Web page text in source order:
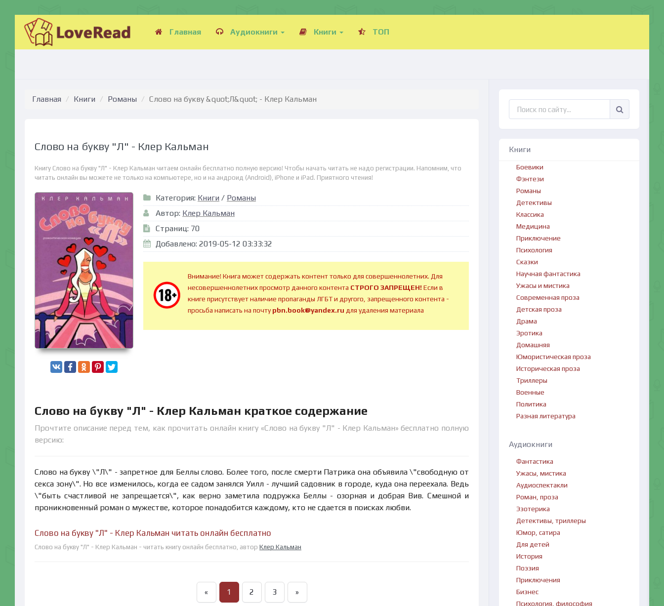
Главная Аудиокниги Книги ТОП
Главная Книги Романы Слово на букву &quot;Л&quot; - Клер Кальман
Слово на букву "Л" - Клер Кальман
Книгу Слово на букву "Л" - Клер Кальман читаем онлайн бесплатно полную версию! Чтобы начать читать не надо регистрации. Напомним, что
читать онлайн вы можете не только на компьютере, но и на андроид (Android), iPhone и iPad. Приятного чтения!
Категория: Книги / Романы
Автор: Клер Кальман
Страниц: 70
Добавлено: 2019-05-12 03:33:32
Внимание! Книга может содержать контент только для совершеннолетних. Для
несовершеннолетних просмотр данного контента СТРОГО ЗАПРЕЩЕН!Если в
книге присутствует наличие пропаганды ЛГБТ и другого, запрещенного контента -
просьба написать на почтуpbn.book@yandex.ru для удаления материала
Слово на букву "Л" - Клер Кальман краткое содержание
Прочтите описание перед тем, как прочитать онлайн книгу «Слово на букву "Л" - Клер Кальман» бесплатно полную
версию:
Слово на букву \"Л\" - запретное для Беллы слово. Более того, после смерти Патрика она объявила \"свободную от
секса зону\". Но все изменилось, когда ее садом занялся Уилл - лучший садовник в городе, куда она переехала. Ведь
\"быть счастливой не запрещается\", как верно заметила подружка Беллы - озорная и добрая Вив. Смешной и
проникновенный роман о мужестве, которое понадобится каждому, кто не сдается в поисках любви.
Слово на букву "Л" - Клер Кальман читать онлайн бесплатно
Слово на букву "Л" - Клер Кальман - читать книгу онлайн бесплатно, автор Клер Кальман
« 1 2 3 »
Книги
Боевики
Фэнтези
Романы
Детективы
Классика
Медицина
Приключение
Психология
Сказки
Научная фантастика
Ужасы и мистика
Современная проза
Детская проза
Драма
Эротика
Домашняя
Юмористическая проза
Историческая проза
Триллеры
Военные
Политика
Разная литература
Аудиокниги
Фантастика
Ужасы, мистика
Аудиоспектакли
Роман, проза
Эзотерика
Детективы, триллеры
Юмор, сатира
Для детей
История
Поэзия
Приключения
Бизнес
Психология, философия